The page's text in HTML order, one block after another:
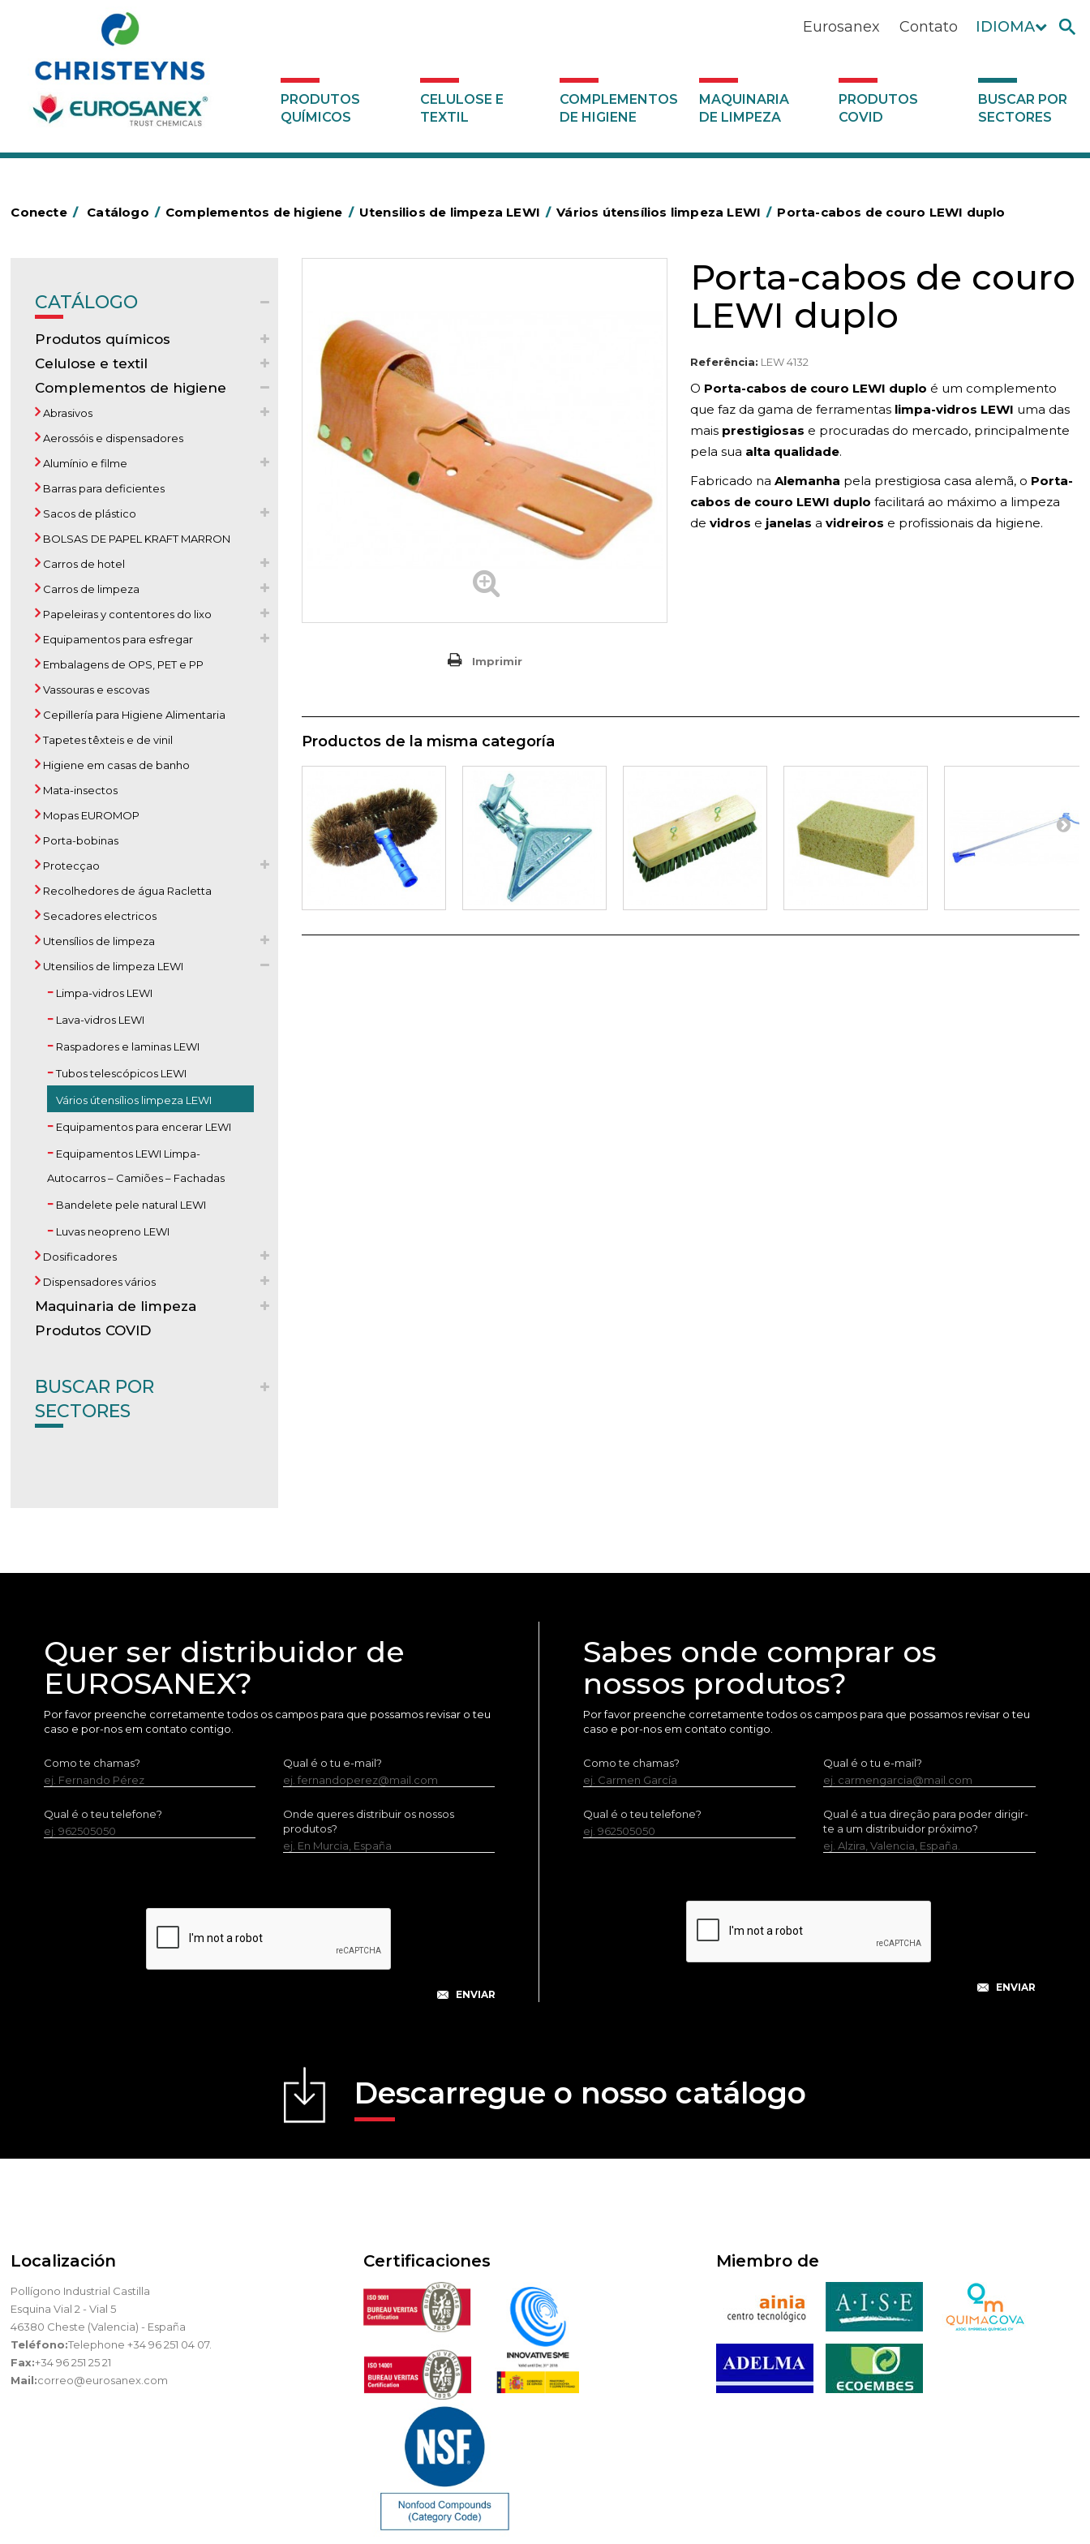
IDIOMA
Contato
Eurosanex
PRODUTOS
QUÍMICOS
CELULOSE E
TEXTIL
COMPLEMENTOS
DE HIGIENE
MAQUINARIA
DE LIMPEZA
PRODUTOS
COVID
BUSCAR POR
SECTORES
Conecte / Catálogo / Complementos de higiene / Utensilios de limpeza LEWI / Vários útensílios limpeza LEWI / Porta-cabos de couro LEWI duplo
CATÁLOGO
Produtos químicos
Celulose e textil
Complementos de higiene
Abrasivos
Aerossóis e dispensadores
Alumínio e filme
Barras para deficientes
Sacos de plástico
BOLSAS DE PAPEL KRAFT MARRON
Carros de hotel
Carros de limpeza
Papeleiras y contentores do lixo
Equipamentos para esfregar
Embalagens de OPS, PET e PP
Vassouras e escovas
Cepillería para Higiene Alimentaria
Tapetes têxteis e de vinil
Higiene em casas de banho
Mata-insectos
Mopas EUROMOP
Porta-bobinas
Protecçao
Recolhedores de água Racletta
Secadores electricos
Utensílios de limpeza
Utensilios de limpeza LEWI
Limpa-vidros LEWI
Lava-vidros LEWI
Raspadores e laminas LEWI
Tubos telescópicos LEWI
Vários útensílios limpeza LEWI
Equipamentos para encerar LEWI
Equipamentos LEWI Limpa-
Autocarros – Camiões – Fachadas
Bandelete pele natural LEWI
Luvas neopreno LEWI
Dosificadores
Dispensadores vários
Maquinaria de limpeza
Produtos COVID
BUSCAR POR
SECTORES
Imprimir
Porta-cabos de couro
LEWI duplo
Referência: LEW 4132
O Porta-cabos de couro LEWI duplo é um complemento
que faz da gama de ferramentas limpa-vidros LEWI uma das
mais prestigiosas e procuradas do mercado, principalmente
pela sua alta qualidade.
Fabricado naAlemanha pela prestigiosa casa alemã, o Porta-
cabos de couro LEWI duplo facilitará ao máximo a limpeza
devidros e janelas avidreiros e profissionais da higiene.
Productos de la misma categoría
Quer ser distribuidor de
EUROSANEX?
Por favor preenche corretamente todos os campos para que possamos revisar o teu
caso e por-nos em contato contigo.
Como te chamas?
ej. Fernando Pérez
Qual é o tu e-mail?
ej. fernandoperez@mail.com
Qual é o teu telefone?
ej. 962505050
Onde queres distribuir os nossos
produtos?
ej. En Murcia, España
Sabes onde comprar os
nossos produtos?
Por favor preenche corretamente todos os campos para que possamos revisar o teu
caso e por-nos em contato contigo.
Como te chamas?
ej. Carmen García
Qual é o tu e-mail?
ej. carmengarcia@mail.com
Qual é o teu telefone?
ej. 962505050
Qual é a tua direção para poder dirigir-
te a um distribuidor próximo?
ej. Alzira, Valencia, España.
Descarregue o nosso catálogo
Localización
Pollígono Industrial Castilla
Esquina Vial 2 - Vial 5
46380 Cheste (Valencia) - España
Teléfono:Telephone +34 96 251 04 07.
Fax:+34 96 251 25 21
Mail:correo@eurosanex.com
Certificaciones Miembro de